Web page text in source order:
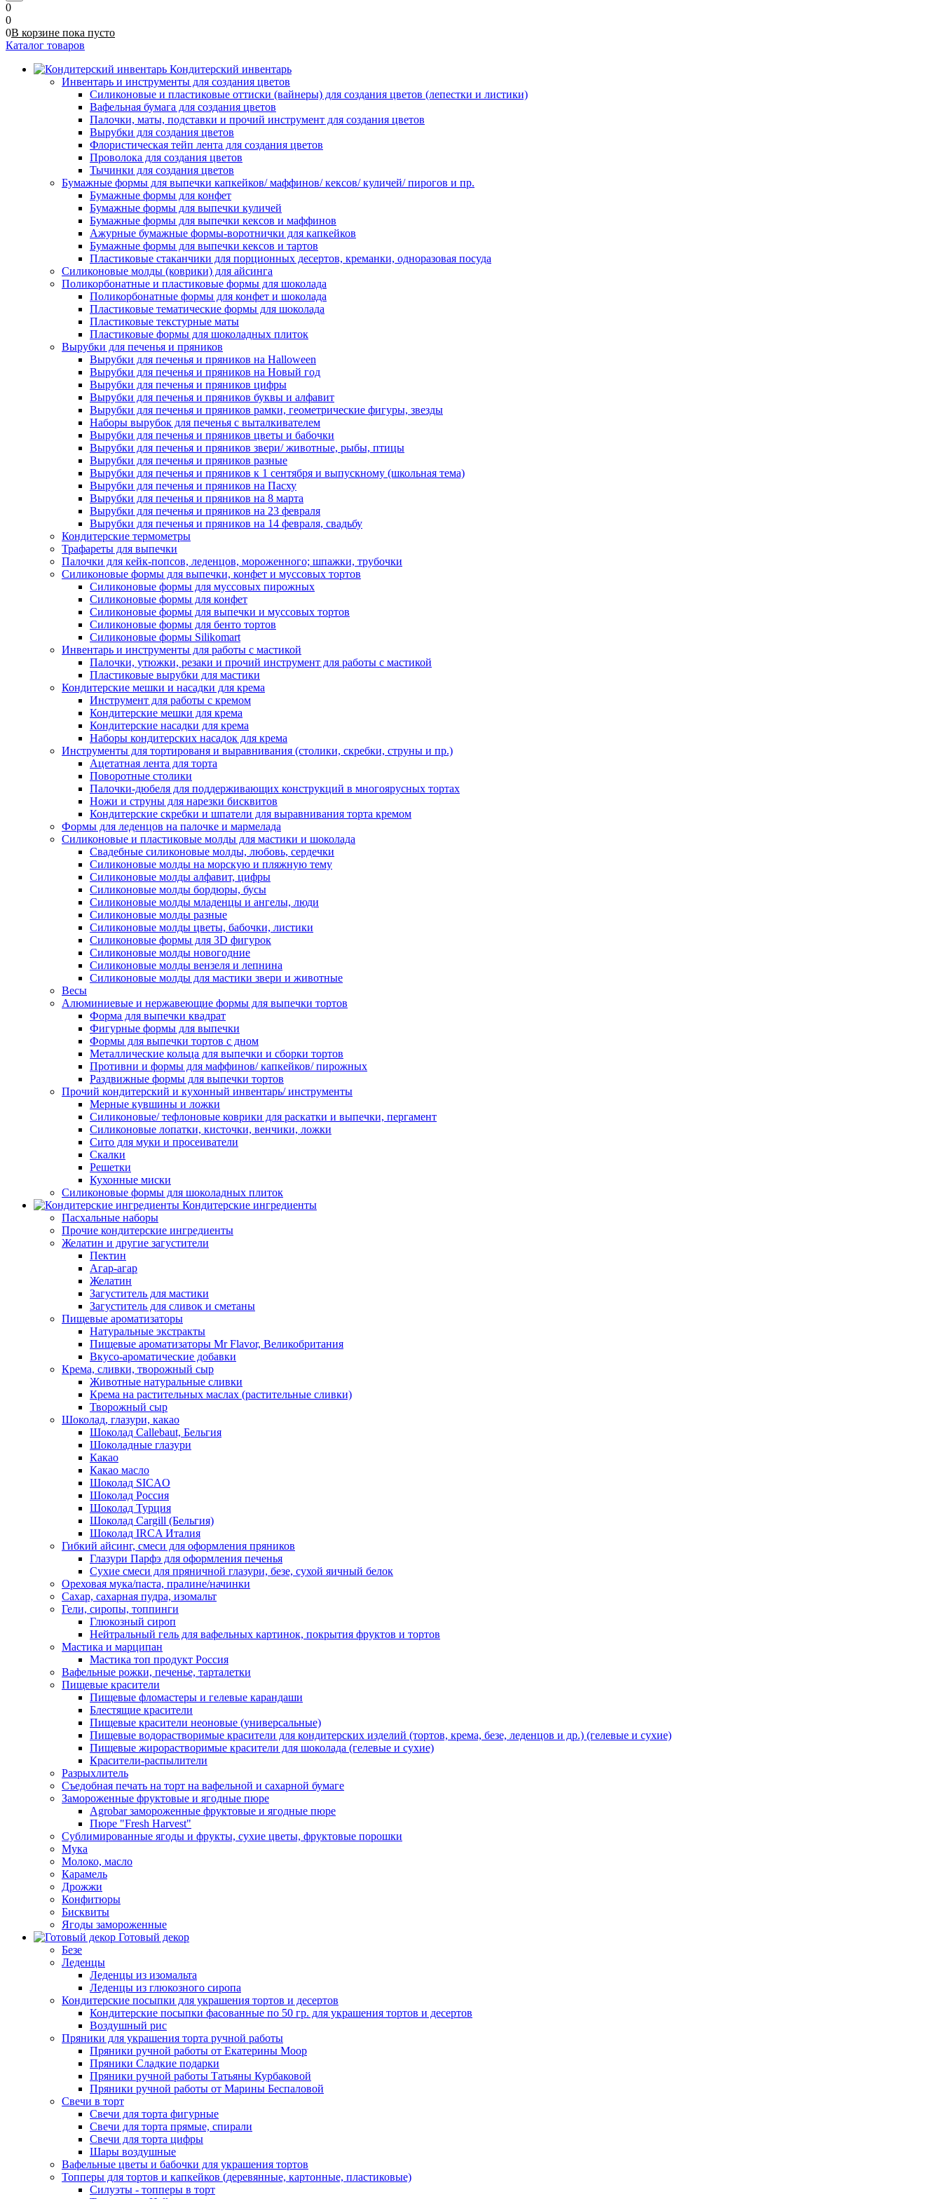
0
0
0В корзине пока пусто
Каталог товаров
Кондитерский инвентарь
Инвентарь и инструменты для создания цветов
Силиконовые и пластиковые оттиски (вайнеры) для создания цветов (лепестки и листики)
Вафельная бумага для создания цветов
Палочки, маты, подставки и прочий инструмент для создания цветов
Вырубки для создания цветов
Флористическая тейп лента для создания цветов
Проволока для создания цветов
Тычинки для создания цветов
Бумажные формы для выпечки капкейков/ маффинов/ кексов/ куличей/ пирогов и пр.
Бумажные формы для конфет
Бумажные формы для выпечки куличей
Бумажные формы для выпечки кексов и маффинов
Ажурные бумажные формы-воротнички для капкейков
Бумажные формы для выпечки кексов и тартов
Пластиковые стаканчики для порционных десертов, креманки, одноразовая посуда
Силиконовые молды (коврики) для айсинга
Поликорбонатные и пластиковые формы для шоколада
Поликорбонатные формы для конфет и шоколада
Пластиковые тематические формы для шоколада
Пластиковые текстурные маты
Пластиковые формы для шоколадных плиток
Вырубки для печенья и пряников
Вырубки для печенья и пряников на Halloween
Вырубки для печенья и пряников на Новый год
Вырубки для печенья и пряников цифры
Вырубки для печенья и пряников буквы и алфавит
Вырубки для печенья и пряников рамки, геометрические фигуры, звезды
Наборы вырубок для печенья с выталкивателем
Вырубки для печенья и пряников цветы и бабочки
Вырубки для печенья и пряников звери/ животные, рыбы, птицы
Вырубки для печенья и пряников разные
Вырубки для печенья и пряников к 1 сентября и выпускному (школьная тема)
Вырубки для печенья и пряников на Пасху
Вырубки для печенья и пряников на 8 марта
Вырубки для печенья и пряников на 23 февраля
Вырубки для печенья и пряников на 14 февраля, свадьбу
Кондитерские термометры
Трафареты для выпечки
Палочки для кейк-попсов, леденцов, мороженного; шпажки, трубочки
Силиконовые формы для выпечки, конфет и муссовых тортов
Силиконовые формы для муссовых пирожных
Силиконовые формы для конфет
Силиконовые формы для выпечки и муссовых тортов
Силиконовые формы для бенто тортов
Силиконовые формы Silikomart
Инвентарь и инструменты для работы с мастикой
Палочки, утюжки, резаки и прочий инструмент для работы с мастикой
Пластиковые вырубки для мастики
Кондитерские мешки и насадки для крема
Инструмент для работы с кремом
Кондитерские мешки для крема
Кондитерские насадки для крема
Наборы кондитерских насадок для крема
Инструменты для тортированя и выравнивания (столики, скребки, струны и пр.)
Ацетатная лента для торта
Поворотные столики
Палочки-дюбеля для поддерживающих конструкций в многоярусных тортах
Ножи и струны для нарезки бисквитов
Кондитерские скребки и шпатели для выравнивания торта кремом
Формы для леденцов на палочке и мармелада
Силиконовые и пластиковые молды для мастики и шоколада
Свадебные силиконовые молды, любовь, сердечки
Силиконовые молды на морскую и пляжную тему
Силиконовые молды алфавит, цифры
Силиконовые молды бордюры, бусы
Силиконовые молды младенцы и ангелы, люди
Силиконовые молды разные
Силиконовые молды цветы, бабочки, листики
Силиконовые формы для 3D фигурок
Силиконовые молды новогодние
Силиконовые молды вензеля и лепнина
Силиконовые молды для мастики звери и животные
Весы
Алюминиевые и нержавеющие формы для выпечки тортов
Форма для выпечки квадрат
Фигурные формы для выпечки
Формы для выпечки тортов с дном
Металлические кольца для выпечки и сборки тортов
Противни и формы для маффинов/ капкейков/ пирожных
Раздвижные формы для выпечки тортов
Прочий кондитерский и кухонный инвентарь/ инструменты
Мерные кувшины и ложки
Силиконовые/ тефлоновые коврики для раскатки и выпечки, пергамент
Силиконовые лопатки, кисточки, венчики, ложки
Сито для муки и просеиватели
Скалки
Решетки
Кухонные миски
Силиконовые формы для шоколадных плиток
Кондитерские ингредиенты
Пасхальные наборы
Прочие кондитерские ингредиенты
Желатин и другие загустители
Пектин
Агар-агар
Желатин
Загуститель для мастики
Загуститель для сливок и сметаны
Пищевые ароматизаторы
Натуральные экстракты
Пищевые ароматизаторы Mr Flavor, Великобритания
Вкусо-ароматические добавки
Крема, сливки, творожный сыр
Животные натуральные сливки
Крема на растительных маслах (растительные сливки)
Творожный сыр
Шоколад, глазури, какао
Шоколад Callebaut, Бельгия
Шоколадные глазури
Какао
Какао масло
Шоколад SICAO
Шоколад Россия
Шоколад Турция
Шоколад Cargill (Бельгия)
Шоколад IRCA Италия
Гибкий айсинг, смеси для оформления пряников
Глазури Парфэ для оформления печенья
Сухие смеси для пряничной глазури, безе, сухой яичный белок
Ореховая мука/паста, пралине/начинки
Сахар, сахарная пудра, изомальт
Гели, сиропы, топпинги
Глюкозный сироп
Нейтральный гель для вафельных картинок, покрытия фруктов и тортов
Мастика и марципан
Мастика топ продукт Россия
Вафельные рожки, печенье, тарталетки
Пищевые красители
Пищевые фломастеры и гелевые карандаши
Блестящие красители
Пищевые красители неоновые (универсальные)
Пищевые водорастворимые красители для кондитерских изделий (тортов, крема, безе, леденцов и др.) (гелевые и сухие)
Пищевые жирорастворимые красители для шоколада (гелевые и сухие)
Красители-распылители
Разрыхлитель
Съедобная печать на торт на вафельной и сахарной бумаге
Замороженные фруктовые и ягодные пюре
Agrobar замороженные фруктовые и ягодные пюре
Пюре "Fresh Harvest"
Сублимированные ягоды и фрукты, сухие цветы, фруктовые порошки
Мука
Молоко, масло
Карамель
Дрожжи
Конфитюры
Бисквиты
Ягоды замороженные
Готовый декор
Безе
Леденцы
Леденцы из изомальта
Леденцы из глюкозного сиропа
Кондитерские посыпки для украшения тортов и десертов
Кондитерские посыпки фасованные по 50 гр. для украшения тортов и десертов
Воздушный рис
Пряники для украшения торта ручной работы
Пряники ручной работы от Екатерины Моор
Пряники Сладкие подарки
Пряники ручной работы Татьяны Курбаковой
Пряники ручной работы от Марины Беспаловой
Свечи в торт
Свечи для торта фигурные
Свечи для торта прямые, спирали
Свечи для торта цифры
Шары воздушные
Вафельные цветы и бабочки для украшения тортов
Топперы для тортов и капкейков (деревянные, картонные, пластиковые)
Силуэты - топперы в торт